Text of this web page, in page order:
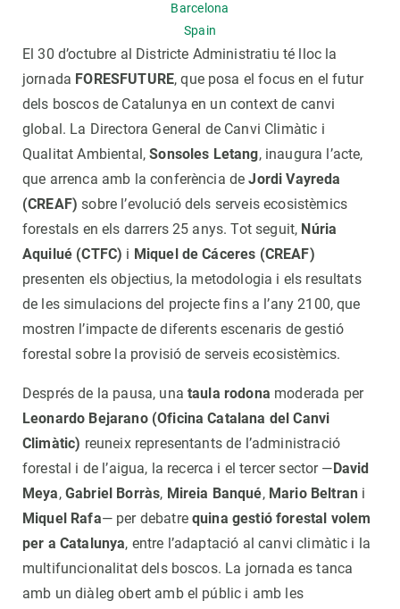
Barcelona
Spain
El 30 d’octubre al Districte Administratiu té lloc la
jornada FORESFUTURE, que posa el focus en el futur
dels boscos de Catalunya en un context de canvi
global. La Directora General de Canvi Climàtic i
Qualitat Ambiental,Sonsoles Letang, inaugura l’acte,
que arrenca amb la conferència deJordi Vayreda
(CREAF) sobre l’evolució dels serveis ecosistèmics
forestals en els darrers 25 anys. Tot seguit, Núria
Aquilué (CTFC) i Miquel de Cáceres (CREAF)
presenten els objectius, la metodologia i els resultats
de les simulacions del projecte fins a l’any 2100, que
mostren l’impacte de diferents escenaris de gestió
forestal sobre la provisió de serveis ecosistèmics.
Després de la pausa, una taula rodona moderada per
Leonardo Bejarano (Oficina Catalana del Canvi
Climàtic) reuneix representants de l’administració
forestal i de l’aigua, la recerca i el tercer sector —David
Meya, Gabriel Borràs, Mireia Banqué, Mario Beltran i
Miquel Rafa— per debatrequina gestió forestal volem
per a Catalunya, entre l’adaptació al canvi climàtic i la
multifuncionalitat dels boscos. La jornada es tanca
amb un diàleg obert amb el públic i amb les